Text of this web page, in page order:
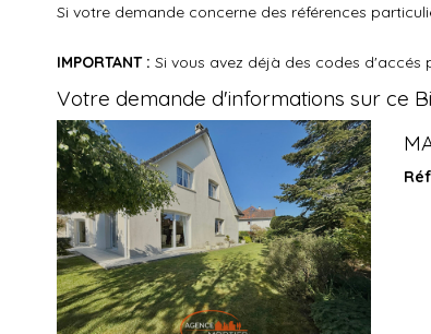
Si votre demande concerne des références
IMPORTANT : Si vous avez déjà des codes d'accés
Votre demande d'informations sur ce